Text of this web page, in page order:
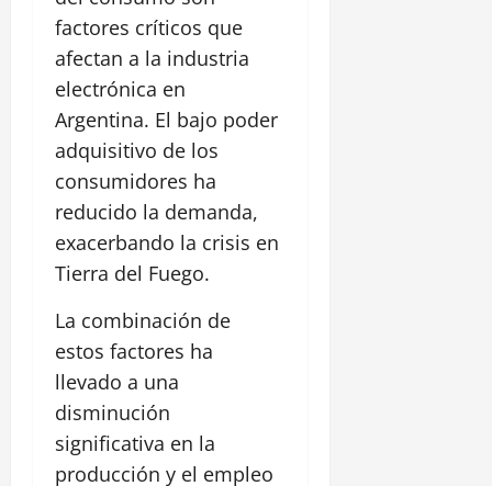
factores críticos que
afectan a la industria
electrónica en
Argentina. El bajo poder
adquisitivo de los
consumidores ha
reducido la demanda,
exacerbando la crisis en
Tierra del Fuego.
La combinación de
estos factores ha
llevado a una
disminución
significativa en la
producción y el empleo